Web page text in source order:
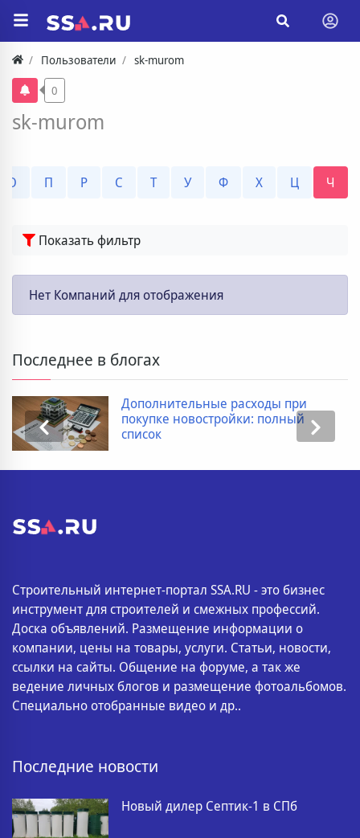
Пользователи sk-murom
sk-murom
0
О П Р С Т У Ф Х Ц Ч
Показать фильтр
Нет Компаний для отображения
Последнее в блогах
Дополнительные расходы при
покупке новостройки: полный
список
Строительный интернет-портал SSA.RU - это бизнес
инструмент для строителей и смежных профессий.
Доска объявлений. Размещение информации о
компании, цены на товары, услуги. Статьи, новости,
ссылки на сайты. Общение на форуме, а так же
ведение личных блогов и размещение фотоальбомов.
Специально отобранные видео и др..
Последние новости
Новый дилер Септик-1 в СПб